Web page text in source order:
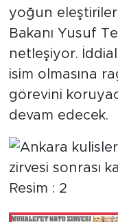
yoğun
Bakanı Yusuf
netleşiyor.
isim olmasına
görevini
devam edecek.